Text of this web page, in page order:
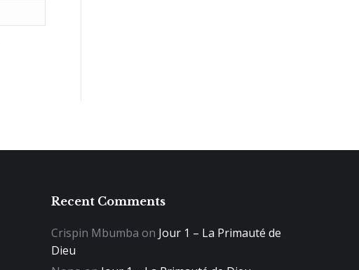
Recent Comments
Crispin Mbumba on Jour 1 – La Primauté de
Dieu